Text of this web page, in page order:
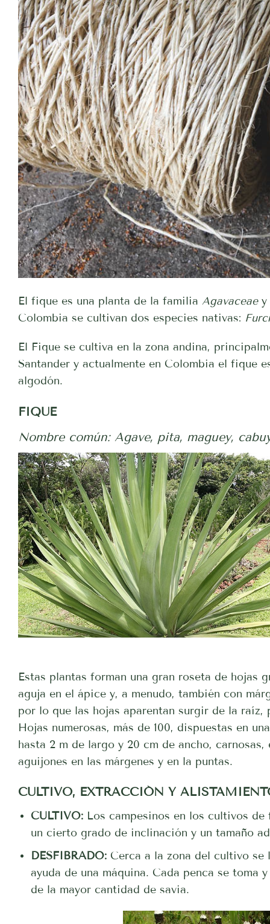
El fique es una planta de la familia Agavaceae y
Colombia se cultivan dos especies nativas:
El Fique se cultiva en la zona andina,
Santander y actualmente en Colombia el fique
algodón.
FIQUE
Nombre común: Agave, pita, maguey,
Estas plantas forman una gran roseta de hojas
aguja en el ápice y, a menudo, también con
por lo que las hojas aparentan surgir de la
Hojas numerosas, más de 100, dispuestas en
hasta 2 m de largo y 20 cm de ancho,
aguijones en las márgenes y en la puntas.
CULTIVO, EXTRACCIÓN Y
CULTIVO: Los campesinos en los cultivos
un cierto grado de inclinación y un tamaño
DESFIBRADO:Cerca a la zona del cultivo se
ayuda de una máquina. Cada penca se
de la mayor cantidad de savia.